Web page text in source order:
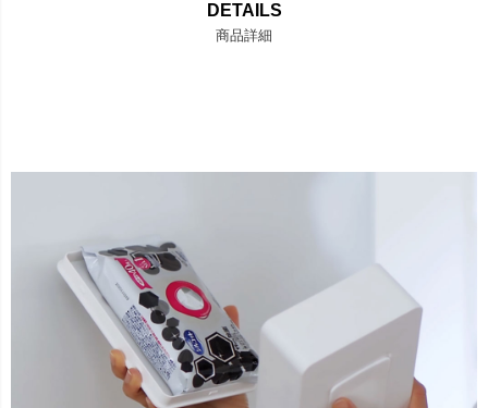
DETAILS
商品詳細